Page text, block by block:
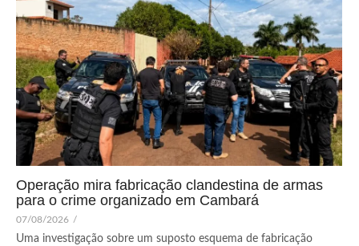
Operação mira fabricação clandestina de armas
para o crime organizado em Cambará
07/08/2026 /
Uma investigação sobre um suposto esquema de fabricação